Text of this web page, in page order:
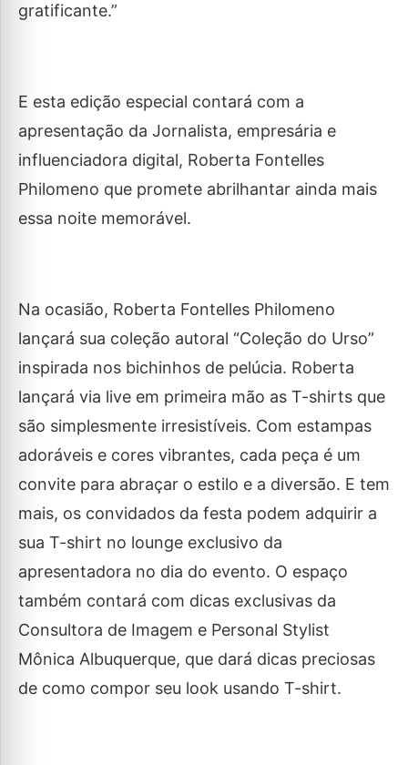
gratificante.”
E esta edição especial contará com a
apresentação da Jornalista, empresária e
influenciadora digital, Roberta Fontelles
Philomeno que promete abrilhantar ainda mais
essa noite memorável.
Na ocasião, Roberta Fontelles Philomeno
lançará sua coleção autoral “Coleção do Urso”
inspirada nos bichinhos de pelúcia. Roberta
lançará via live em primeira mão as T-shirts que
são simplesmente irresistíveis. Com estampas
adoráveis e cores vibrantes, cada peça é um
convite para abraçar o estilo e a diversão. E tem
mais, os convidados da festa podem adquirir a
sua T-shirt no lounge exclusivo da
apresentadora no dia do evento. O espaço
também contará com dicas exclusivas da
Consultora de Imagem e Personal Stylist
Mônica Albuquerque, que dará dicas preciosas
de como compor seu look usando T-shirt.